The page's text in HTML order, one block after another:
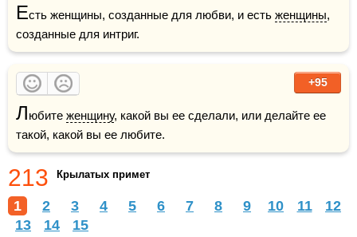
Есть женщины, созданные для любви, и есть женщины,
созданные для интриг.
+95
Любите женщину, какой вы ее сделали, или делайте ее
такой, какой вы ее любите.
213 Крылатых примет
1 2 3 4 5 6 7 8 9 10 11
12
13
14 15